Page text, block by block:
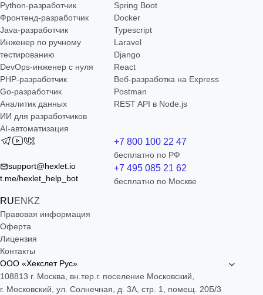
Python-разработчик
Фронтенд-разработчик
Java-разработчик
Инженер по ручному
тестированию
DevOps-инженер с нуля
РНР-разработчик
Go-разработчик
Аналитик данных
ИИ для разработчиков
AI-автоматизация
Spring Boot
Docker
Typescript
Laravel
Django
React
Веб-разработка на Express
Postman
REST API в Node.js
support@hexlet.io
t.me/hexlet_help_bot
RUEN KZ
+7 800 100 22 47
бесплатно по РФ
+7 495 085 21 62
бесплатно по Москве
Правовая информация
Оферта
Лицензия
Контакты
ООО «Хекслет Рус»
108813 г. Москва, вн.тер.г. поселение Московский,
г. Московский, ул. Солнечная, д. 3А, стр. 1, помещ. 20Б/3